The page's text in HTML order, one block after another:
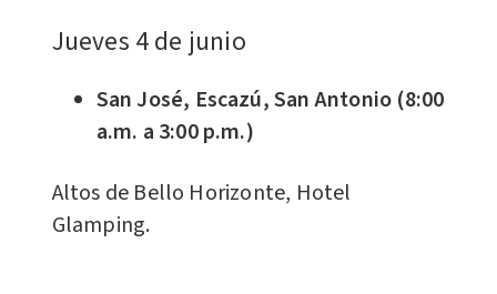
Jueves 4 de junio
San José, Escazú, San Antonio (8:00
a.m. a 3:00 p.m.)
Altos de Bello Horizonte, Hotel
Glamping.